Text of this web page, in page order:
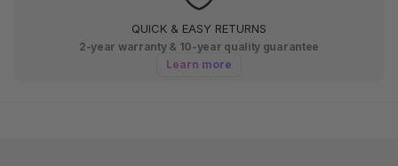
QUICK & EASY RETURNS
2-year warranty & 10-year quality guarantee
Learn more